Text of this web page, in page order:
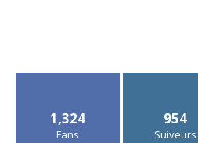
1,324
Fans
954
Suiveurs